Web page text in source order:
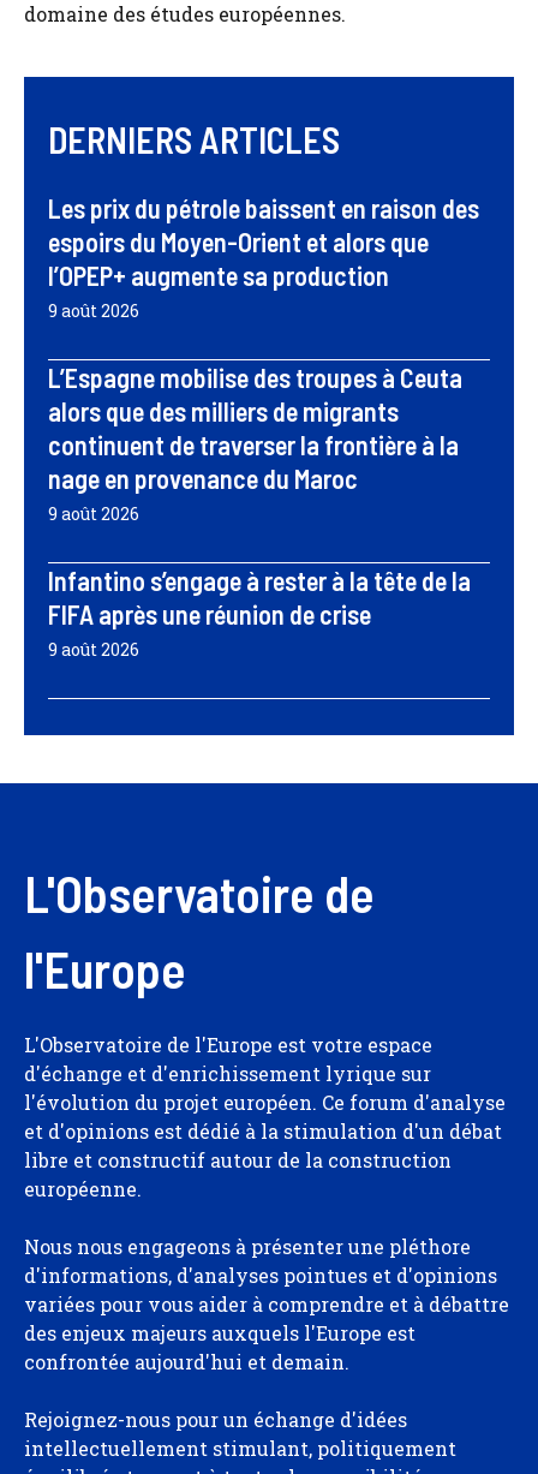
domaine des études européennes.
DERNIERS ARTICLES
Les prix du pétrole baissent en raison des
espoirs du Moyen-Orient et alors que
l’OPEP+ augmente sa production
9 août 2026
L’Espagne mobilise des troupes à Ceuta
alors que des milliers de migrants
continuent de traverser la frontière à la
nage en provenance du Maroc
9 août 2026
Infantino s’engage à rester à la tête de la
FIFA après une réunion de crise
9 août 2026
L'Observatoire de
l'Europe
L'Observatoire de l'Europe est votre espace
d'échange et d'enrichissement lyrique sur
l'évolution du projet européen. Ce forum d'analyse
et d'opinions est dédié à la stimulation d'un débat
libre et constructif autour de la construction
européenne.
Nous nous engageons à présenter une pléthore
d'informations, d'analyses pointues et d'opinions
variées pour vous aider à comprendre et à débattre
des enjeux majeurs auxquels l'Europe est
confrontée aujourd'hui et demain.
Rejoignez-nous pour un échange d'idées
intellectuellement stimulant, politiquement